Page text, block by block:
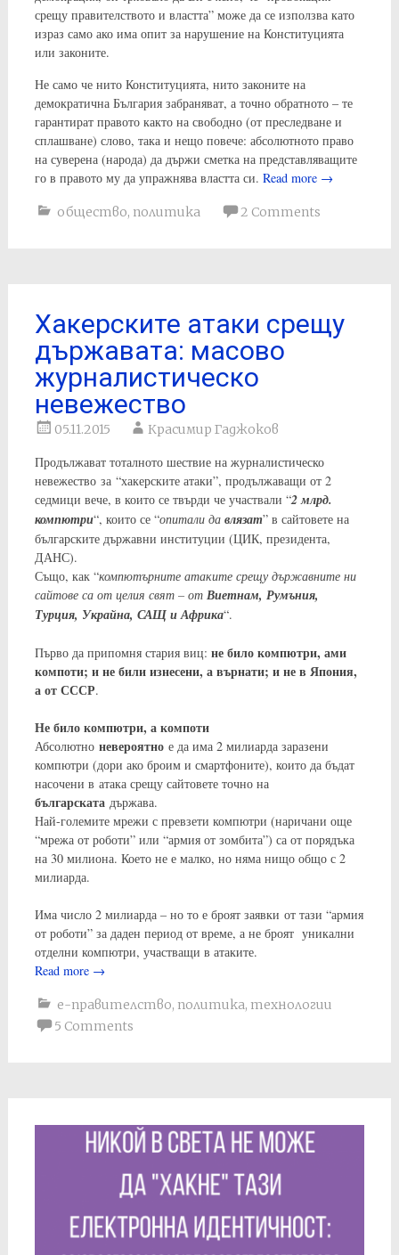
срещу правителството и властта” може да се използва като
израз само ако има опит за нарушение на Конституцията
или законите.
Не само че нито Конституцията, нито законите на
демократична България забраняват, а точно обратното – те
гарантират правото както на свободно (от преследване и
сплашване) слово, така и нещо повече: абсолютното право
на суверена (народа) да държи сметка на представляващите
го в правото му да упражнява властта си. Read more →
общество, политика 2 Comments
Хакерските атаки срещу
държавата: масово
журналистическо
невежество
05.11.2015 Красимир Гаджоков
Продължават тоталното шествие на журналистическо
невежество за “хакерските атаки”, продължаващи от 2
седмици вече, в които се твърди че участвали “2 млрд.
компютри“, които се “опитали да влязат” в сайтовете на
българските държавни институции (ЦИК, президента,
ДАНС).
Също, как “компютърните атаките срещу държавните ни
сайтове са от целия свят – от Виетнам, Румъния,
Турция, Украйна, САЩ и Африка“.
Първо да припомня стария виц: не било компютри, ами
компоти; и не били изнесени, а върнати; и не в Япония,
а от СССР.
Не било компютри, а компоти
Абсолютно невероятное да има 2 милиарда заразени
компютри (дори ако броим и смартфоните), които да бъдат
насочени в атака срещу сайтовете точно на
българскатадържава.
Най-големите мрежи с превзети компютри (наричани още
“мрежа от роботи” или “армия от зомбита”) са от порядъка
на 30 милиона. Което не е малко, но няма нищо общо с 2
милиарда.
Има число 2 милиарда – но то е броят заявки от тази “армия
от роботи” за даден период от време, а не броят уникални
отделни компютри, участващи в атаките.
Read more →
е-правителство, политика, технологии
5 Comments